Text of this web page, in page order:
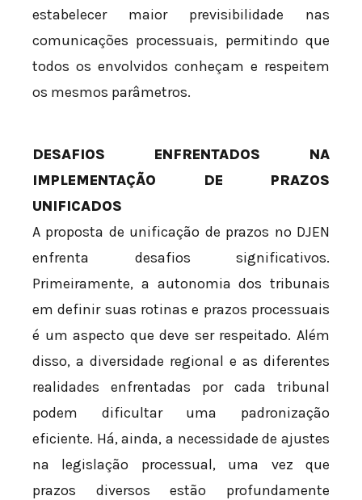
estabelecer maior previsibilidade nas
comunicações processuais, permitindo que
todos os envolvidos conheçam e respeitem
os mesmos parâmetros.
DESAFIOS ENFRENTADOS NA
IMPLEMENTAÇÃO DE PRAZOS
UNIFICADOS
A proposta de unificação de prazos no DJEN
enfrenta desafios significativos.
Primeiramente, a autonomia dos tribunais
em definir suas rotinas e prazos processuais
é um aspecto que deve ser respeitado. Além
disso, a diversidade regional e as diferentes
realidades enfrentadas por cada tribunal
podem dificultar uma padronização
eficiente. Há, ainda, a necessidade de ajustes
na legislação processual, uma vez que
prazos diversos estão profundamente